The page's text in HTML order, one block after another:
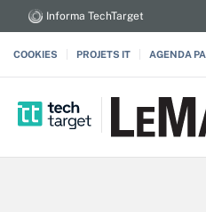
Informa TechTarget
COOKIES PROJETS IT AGENDA